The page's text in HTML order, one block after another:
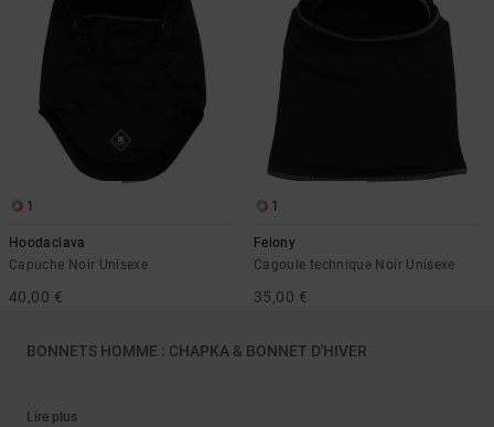
1
Hoodaclava
Capuche Noir Unisexe
40,00 €
1
Felony
Cagoule technique Noir Unisexe
35,00 €
BONNETS HOMME : CHAPKA & BONNET D'HIVER
Lire plus